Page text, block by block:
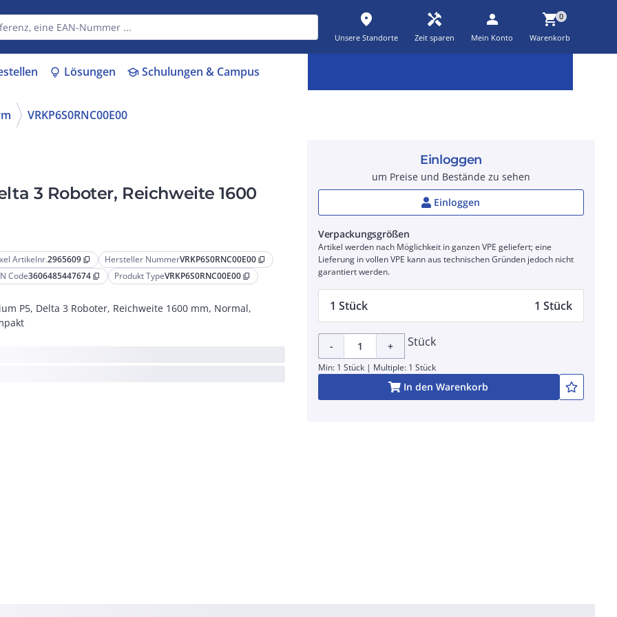
place
Unsere Standorte
handyman
Zeit sparen
person
Mein Konto
shopping_cart0
Warenkorb
lightbulb Lösungen schoolSchulungen & Campus
VRKP6S0RNC00E00
3 Roboter, Reichweite 1600
Artikelnr.2965609 content_copy Hersteller NummerVRKP6S0RNC00E00 content_copy
Code3606485447674 content_copy Produkt TypeVRKP6S0RNC00E00 content_copy
P5, Delta 3 Roboter, Reichweite 1600 mm, Normal,
Einloggen
um Preise und Bestände zu sehen
Einloggen
Verpackungsgrößen
Artikel werden nach Möglichkeit in ganzen VPE geliefert; eine
Lieferung in vollen VPE kann aus technischen Gründen jedoch nicht
garantiert werden.
1 Stück 1 Stück
- + Stück
Min: 1 Stück | Multiple: 1 Stück
In den Warenkorb